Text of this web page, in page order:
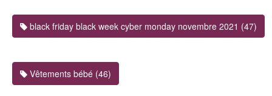
black friday black week cyber monday novembre 2021 (47)
Vêtements bébé (46)